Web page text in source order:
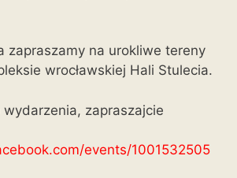
zapraszamy na urokliwe tereny
wrocławskiej Hali Stulecia.
wydarzenia, zapraszajcie
events/1001532505